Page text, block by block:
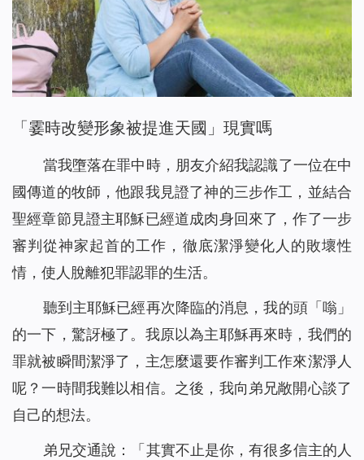
「霎時改變形象被提進天國」現實嗎
當我墮落在罪中時，朋友介紹我認識了一位在中
國傳道的牧師，他跟我見證了神的三步作工，並結合
聖經章節見證主耶穌已經道成肉身回來了，作了一步
審判從神家起首的工作，徹底潔淨變化人的敗壞性
情，使人脫離犯罪認罪的生活。
聽到主耶穌已經再次降臨的消息，我的頭「嗡」
的一下，驚訝極了。我原以為主耶穌再來時，我們的
罪就被瞬間潔淨了，主怎麼還要作審判工作來潔淨人
呢？一時間我難以相信。之後，我向弟兄敞開心談了
自己的想法。
弟兄交通說：「其實不止是你，有很多信主的人